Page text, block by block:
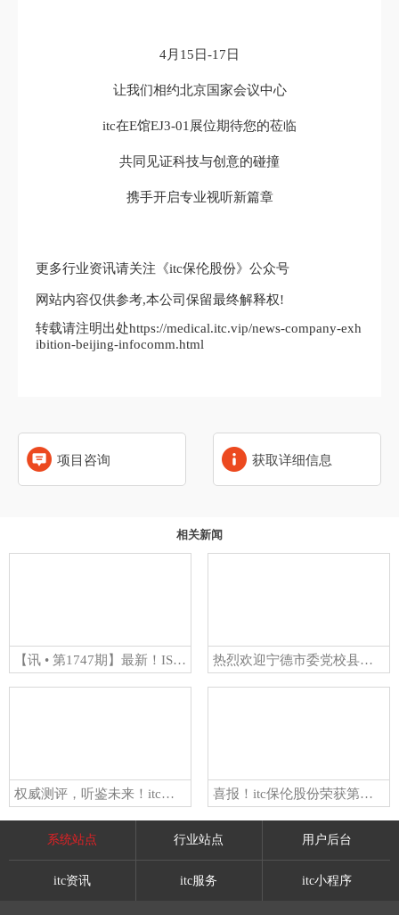
4月15日-17日
让我们相约北京国家会议中心
itc在E馆EJ3-01展位期待您的莅临
共同见证科技与创意的碰撞
携手开启专业视听新篇章
更多行业资讯请关注《itc保伦股份》公众号
网站内容仅供参考,本公司保留最终解释权!
转载请注明出处https://medical.itc.vip/news-company-exh
ibition-beijing-infocomm.html
项目咨询 获取详细信息
相关新闻
【讯 • 第1747期】最新！ISO 56005创新与知识产权管理能力分级预评价阶段启动会在itc保伦股份正式启动！ 热烈欢迎宁德市委党校县处级干部进修班一行莅临itc保伦股份考察交流
权威测评，听鉴未来！itc保伦股份亮相中国制造演艺扩声扬声器主观听评活动！ 喜报！itc保伦股份荣获第六届广州市市长质量奖提名奖！
系统站点 行业站点 用户后台
itc资讯 itc服务 itc小程序